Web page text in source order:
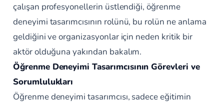
çalışan profesyonellerin üstlendiği, öğrenme
deneyimi tasarımcısının rolünü, bu rolün ne anlama
geldiğini ve organizasyonlar için neden kritik bir
aktör olduğuna yakından bakalım.
Öğrenme Deneyimi Tasarımcısının Görevleri ve
Sorumlulukları
Öğrenme deneyimi tasarımcısı, sadece eğitimin